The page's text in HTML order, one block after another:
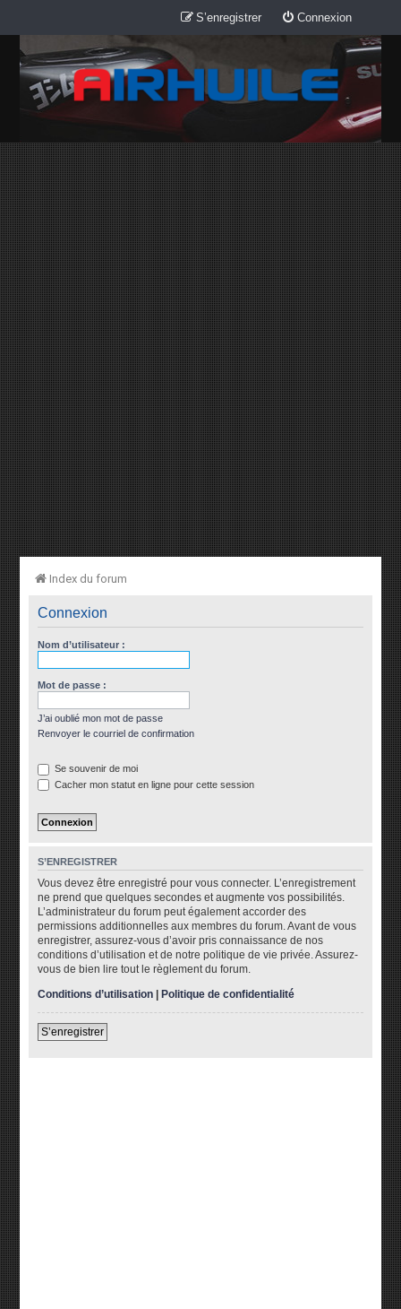
Connexion
S’enregistrer
Index du forum
Connexion
Nom d’utilisateur :
Mot de passe :
J’ai oublié mon mot de passe
Renvoyer le courriel de confirmation
Se souvenir de moi
Cacher mon statut en ligne pour cette session
S’ENREGISTRER
Vous devez être enregistré pour vous connecter. L’enregistrement
ne prend que quelques secondes et augmente vos possibilités.
L’administrateur du forum peut également accorder des
permissions additionnelles aux membres du forum. Avant de vous
enregistrer, assurez-vous d’avoir pris connaissance de nos
conditions d’utilisation et de notre politique de vie privée. Assurez-
vous de bien lire tout le règlement du forum.
Conditions d’utilisation |Politique de confidentialité
S’enregistrer